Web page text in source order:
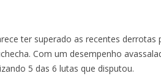
ter superado as recentes
Com um desempenho
5 das 6 lutas que disputou.